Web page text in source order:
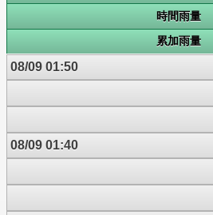
時間雨量
累加雨量
08/09 01:50
08/09 01:40